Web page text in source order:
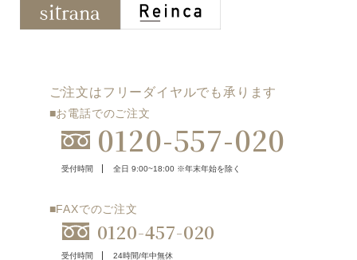
ご注文はフリーダイヤルでも承ります
■お電話でのご注文
0120-557-020
受付時間 全日 9:00~18:00 ※年末年始を除く
■FAXでのご注文
0120-457-020
受付時間 24時間/年中無休